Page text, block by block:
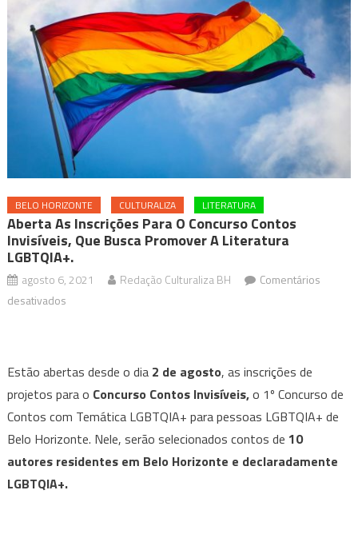
BELO HORIZONTE CULTURALIZA LITERATURA
Aberta As Inscrições Para O Concurso Contos
Invisíveis, Que Busca Promover A Literatura
LGBTQIA+.
agosto 6, 2021 Redação Culturaliza BH
Comentários
desativadosem
para
o
Concurso
Contos
Invisíveis,
Estão abertas desde o dia 2 de agosto, as inscrições de
projetos para o Concurso Contos Invisíveis,o 1º Concurso de
Contos com Temática LGBTQIA+ para pessoas LGBTQIA+ de
Belo Horizonte. Nele, serão selecionados contos de 10
autores residentes em Belo Horizonte e declaradamente
LGBTQIA+.